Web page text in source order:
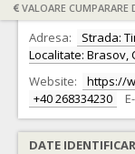
VALOARE
Ofertant: S.C.
Adresa:
Strada:
Localitate: Brasov,
Website:
https://
+40 268334230
DATE